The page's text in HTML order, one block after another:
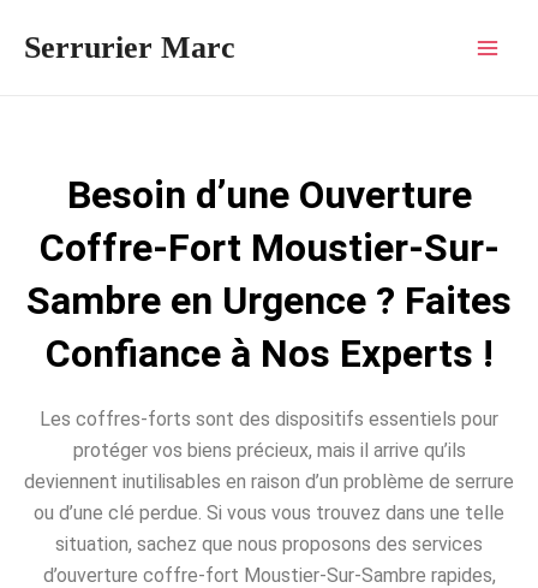
Serrurier Marc
Besoin d’une Ouverture
Coffre-Fort Moustier-Sur-
Sambre en Urgence ? Faites
Confiance à Nos Experts !
Les coffres-forts sont des dispositifs essentiels pour
protéger vos biens précieux, mais il arrive qu’ils
deviennent inutilisables en raison d’un problème de serrure
ou d’une clé perdue. Si vous vous trouvez dans une telle
situation, sachez que nous proposons des services
d’ouverture coffre-fort Moustier-Sur-Sambre rapides,